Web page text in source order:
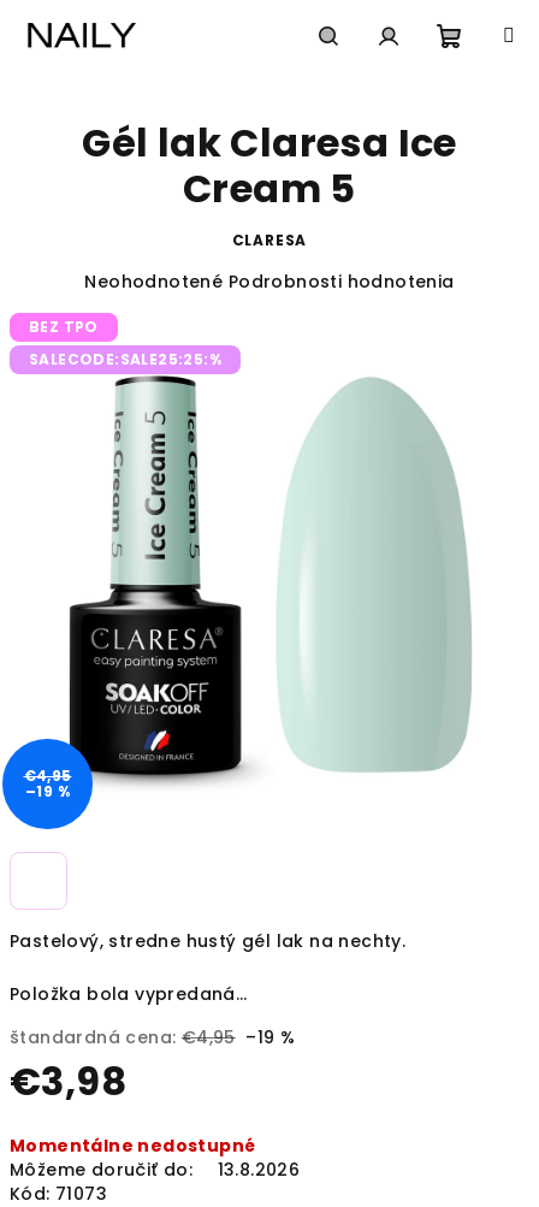
košík
Pastelový, stredne hustý gél lak na nechty.
Položka bola vypredaná…
štandardná cena: €4,95 –19 %
€3,98
cena:
Momentálne nedostupné
Môžeme doručiť do:
13.8.2026
Kód: 71073
Gél lak Claresa Ice
Cream 5
CLARESA
Priemerné
produktu
je
0,0
hviezdičiek.
Neohodnotené Podrobnosti hodnotenia
BEZ TPO
SALECODE:SALE25:25:%
€4,95
–19 %